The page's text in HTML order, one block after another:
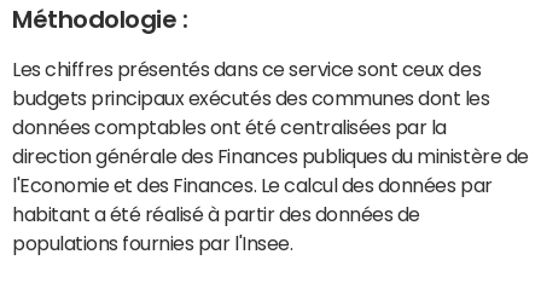
Méthodologie :
Les chiffres présentés dans ce service sont ceux des
budgets principaux exécutés des communes dont les
données comptables ont été centralisées par la
direction générale des Finances publiques du ministère de
l'Economie et des Finances. Le calcul des données par
habitant a été réalisé à partir des données de
populations fournies par l'Insee.